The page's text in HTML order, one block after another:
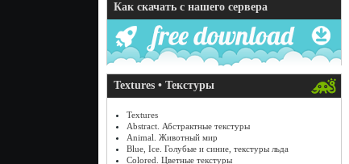
Как скачать с нашего сервера
Textures • Текстуры
Textures
Abstract. Абстрактные текстуры
Animal. Животный мир
Blue, Ice. Голубые и синие, текстуры льда
Colored. Цветные текстуры